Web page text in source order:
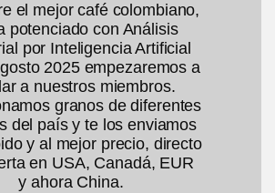
el mejor café colombiano,
potenciado con Análisis
por Inteligencia Artificial
2025 empezaremos a
a nuestros miembros.
granos de diferentes
del país y te los enviamos
y al mejor precio, directo
en USA, Canadá, EUR
y ahora China.